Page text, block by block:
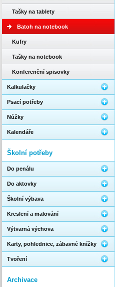
Tašky na tablety
Batoh na notebook
Kufry
Tašky na notebook
Konferenční spisovky
Kalkulačky
Psací potřeby
Nůžky
Kalendáře
Školní potřeby
Do penálu
Do aktovky
Školní výbava
Kreslení a malování
Výtvarná výchova
Karty, pohlednice, zábavné knížky
Tvoření
Archivace